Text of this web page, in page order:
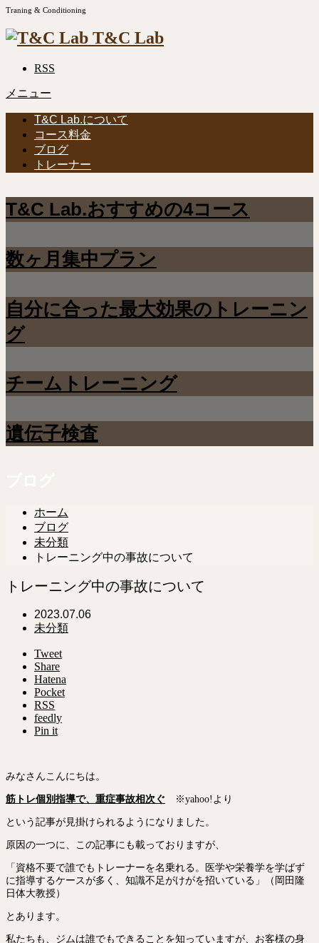
Traning & Conditioning
T&C Lab
RSS
メニュー
T&C Lab.について
コース料金
ブログ
トレーナー
T&C Lab.おすすめの4コース
数ヶ月集中プラン
自分に合った最大効果のトレーニン
グ
チームトレーニング
遺伝子検査
ホーム
ブログ
未分類
トレーニング中の事故について
トレーニング中の事故について
2023.07.06
未分類
Tweet
Share
Hatena
Pocket
RSS
feedly
Pin it
みなさんこんにちは。
筋トレ個別指導で、重症事故相次ぐ ※yahoo!より
という記事が見掛けられるようになりました。
原因の一つに、この記事にも載っておりますが、
「資格不要で誰でもトレーナーを名乗れる。医学や栄養学を学ばず
に指導するケースが多く、知識不足がけがを招いている」（岡田隆
日体大教授）
とあります。
私たちも、ジムは誰でもできることを知っていますが、お客様の身